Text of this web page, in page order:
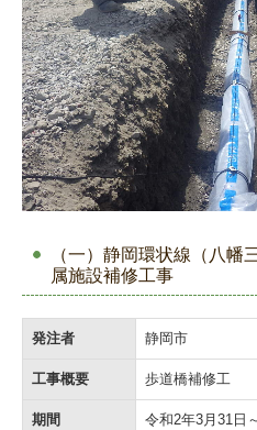
（一）静岡環状線（八幡
属施設補修工事
発注者 静岡市
工事概要 歩道橋補修工
期間 令和2年3月31日